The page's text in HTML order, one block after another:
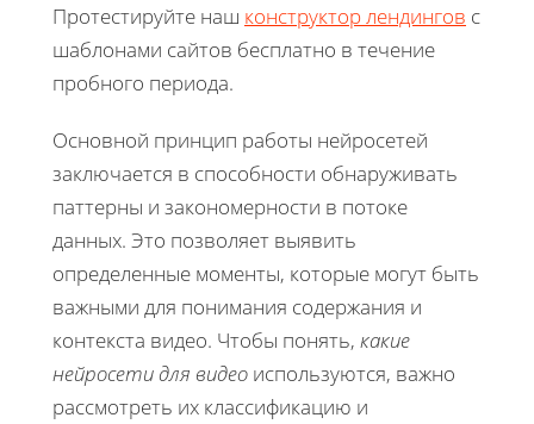
Протестируйте наш конструктор лендингов с
шаблонами сайтов бесплатно в течение
пробного периода.
Основной принцип работы нейросетей
заключается в способности обнаруживать
паттерны и закономерности в потоке
данных. Это позволяет выявить
определенные моменты, которые могут быть
важными для понимания содержания и
контекста видео. Чтобы понять, какие
нейросети для видео используются, важно
рассмотреть их классификацию и